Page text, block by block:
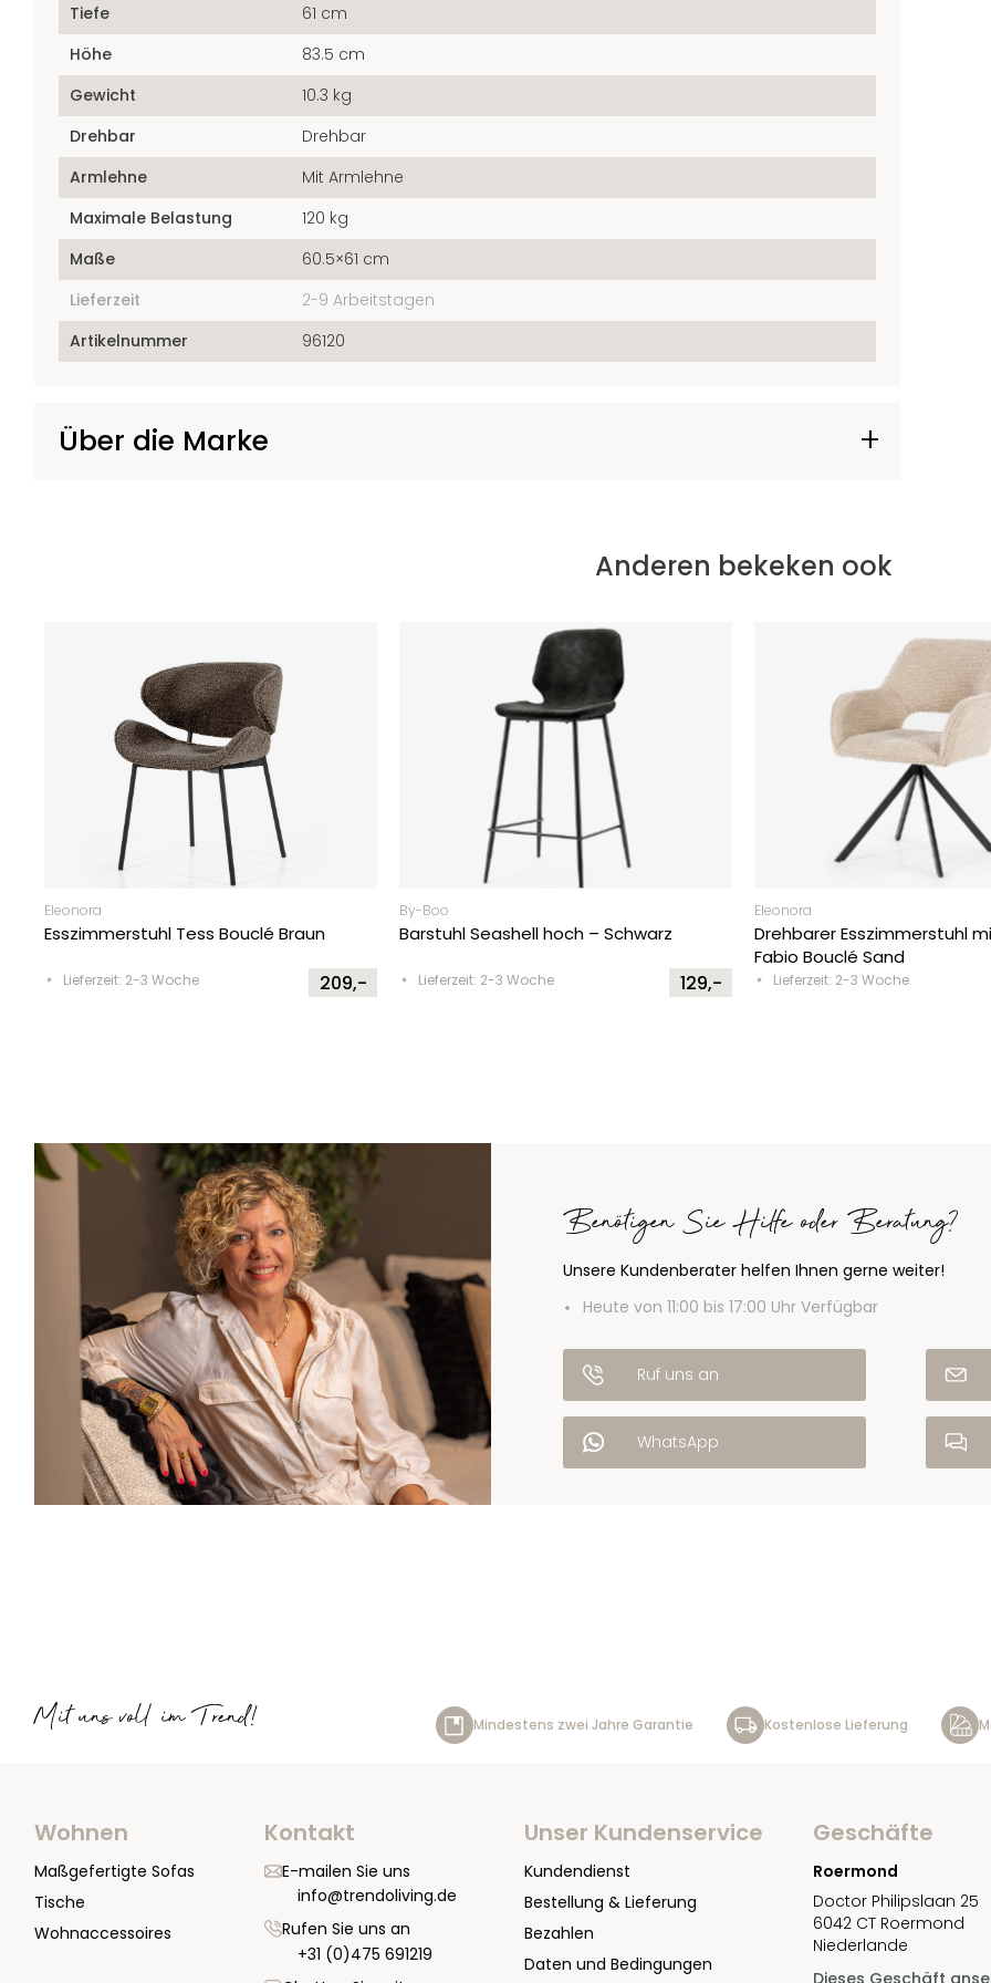
Tiefe
61 cm
Höhe
83.5 cm
Gewicht
10.3 kg
Drehbar
Drehbar
Armlehne
Mit Armlehne
Maximale Belastung
120 kg
Maße
60.5×61 cm
Lieferzeit
2-9 Arbeitstagen
Artikelnummer
96120
Über die Marke
Anderen bekeken ook
Eleonora
Esszimmerstuhl Tess Bouclé Braun
Lieferzeit: 2-3 Woche 209,-
By-Boo
Barstuhl Seashell hoch – Schwarz
Lieferzeit: 2-3 Woche 129,-
Eleonora
Drehbarer Esszimmerstuhl
Fabio Bouclé Sand
Lieferzeit: 2-3 Woche
Benötigen Sie Hilfe oder Beratung?
Unsere Kundenberater helfen Ihnen gerne weiter!
Heute von 11:00 bis 17:00 Uhr Verfügbar
Ruf uns an
WhatsApp
Mit uns voll im Trend! Mindestens zwei Jahre Garantie Kostenlose Lieferung
Wohnen
Maßgefertigte Sofas
Tische
Wohnaccessoires
Kontakt
E-mailen Sie uns
info@trendoliving.de
Rufen Sie uns an
+31 (0)475 691219
Unser Kundenservice
Kundendienst
Bestellung & Lieferung
Bezahlen
Daten und Bedingungen
Geschäfte
Roermond
Doctor Philipslaan 25
6042 CT Roermond
Niederlande
Dieses Geschäft